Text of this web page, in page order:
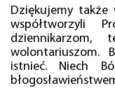
Dziękujemy także
współtworzyli
dziennikarzom,
wolontariuszom.
istnieć. Niech